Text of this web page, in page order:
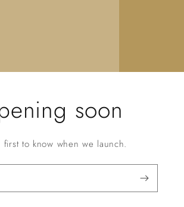
soon
first to know when we launch.